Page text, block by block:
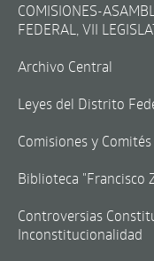
COMISIONES-
FEDERAL, VII
Archivo Central
Leyes del Distrito
Comisiones y Comités
Biblioteca "Francisco
Controversias
Inconstitucionalidad